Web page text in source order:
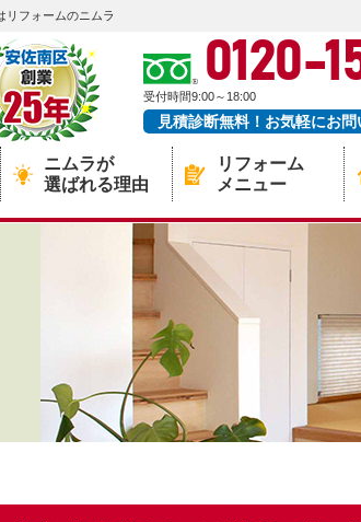
リフォームのニムラ
0120-
受付時間9:00～18:00
見積診断無料！お気軽にお
ニムラが
選ばれる理由
リフォーム
メニュー